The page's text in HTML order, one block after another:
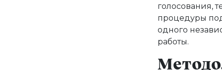
голосования,
процедуры
одного
работы.